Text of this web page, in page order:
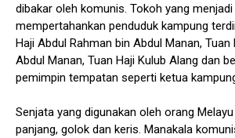
dibakar oleh komunis. Tokoh yang
mempertahankan penduduk kampung
Haji Abdul Rahman bin Abdul Manan, Tuan
Abdul Manan, Tuan Haji Kulub Alang dan
pemimpin tempatan seperti ketua
Senjata yang digunakan oleh orang
panjang, golok dan keris. Manakala